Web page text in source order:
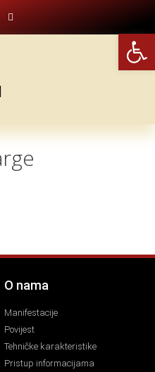
O nama
Manifestacije
Povijest
Tehničke karakteristike
Pristup informacijama